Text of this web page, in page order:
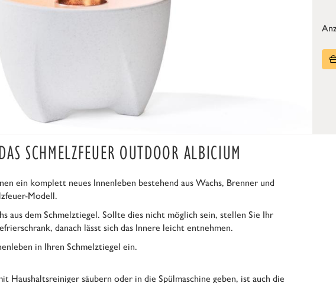
SCHMELZFEUER OUTDOOR ALBICIUM
ein komplett neues Innenleben bestehend aus Wachs, Brenner und
Modell.
aus dem Schmelztiegel. Sollte dies nicht möglich sein, stellen Sie Ihr
danach lässt sich das Innere leicht entnehmen.
in Ihren Schmelztiegel ein.
Haushaltsreiniger säubern oder in die Spülmaschine geben, ist auch die